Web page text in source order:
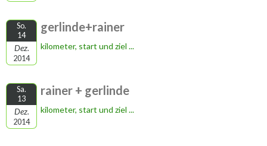
So.
14
Dez.
2014
gerlinde+rainer
kilometer, start und ziel ...
Sa.
13
Dez.
2014
rainer + gerlinde
kilometer, start und ziel ...